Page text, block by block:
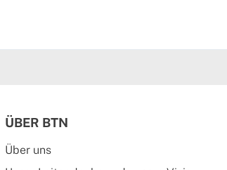
ÜBER BTN
Über uns